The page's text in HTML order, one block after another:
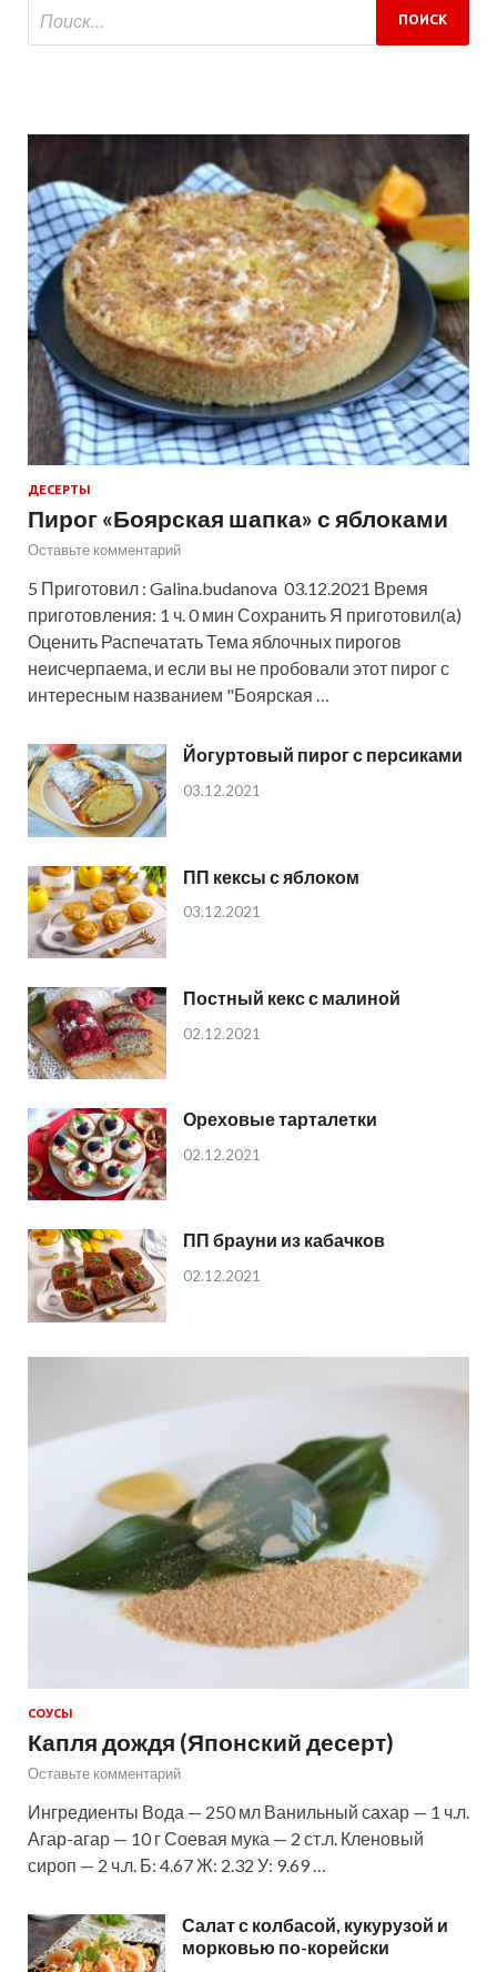
ДЕСЕРТЫ
Пирог «Боярская шапка» с яблоками
Оставьте комментарий
5 Приготовил : Galina.budanova 03.12.2021 Время
приготовления: 1 ч. 0 мин Сохранить Я приготовил(а)
Оценить Распечатать Тема яблочных пирогов
неисчерпаема, и если вы не пробовали этот пирог с
интересным названием "Боярская …
Йогуртовый пирог с персиками
03.12.2021
ПП кексы с яблоком
03.12.2021
Постный кекс с малиной
02.12.2021
Ореховые тарталетки
02.12.2021
ПП брауни из кабачков
02.12.2021
СОУСЫ
Капля дождя (Японский десерт)
Оставьте комментарий
Ингредиенты Вода — 250 мл Ванильный сахар — 1 ч.л.
Агар-агар — 10 г Соевая мука — 2 ст.л. Кленовый
сироп — 2 ч.л. Б: 4.67 Ж: 2.32 У: 9.69 …
Салат с колбасой, кукурузой и
морковью по-корейски